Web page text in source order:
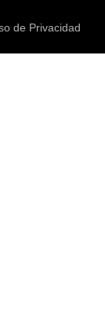
de Privacidad